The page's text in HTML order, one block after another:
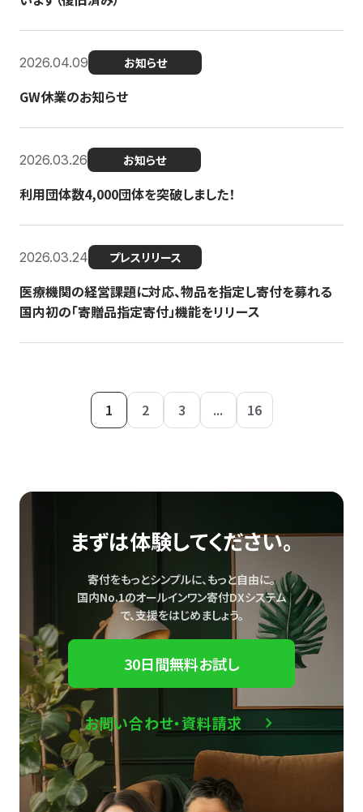
2026.04.09 お知らせ
GW休業のお知らせ
2026.03.26 お知らせ
利用団体数4,000団体を突破しました！
2026.03.24 プレスリリース
医療機関の経営課題に対応、物品を指定し寄付を募れる
国内初の「寄贈品指定寄付」機能をリリース
1 2 3 ... 16
まずは体験してください。
寄付をもっとシンプルに、もっと自由に。
国内No.1のオールインワン寄付DXシステム
で、支援をはじめましょう。
30日間無料お試し
お問い合わせ・資料請求